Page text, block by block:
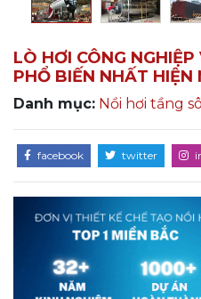
LÒ HƠI CÔNG
PHỔ BIẾN NHẤT HIỆN
Danh mục: Nồi hơi tầng
facebook twitter